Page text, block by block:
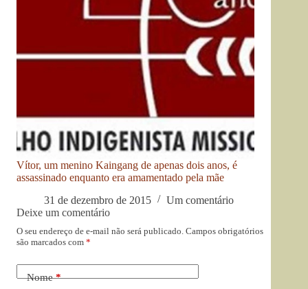
Vítor, um menino Kaingang de apenas dois anos, é
assassinado enquanto era amamentado pela mãe
31 de dezembro de 2015
Um comentário
Deixe um comentário
O seu endereço de e-mail não será publicado. Campos obrigatórios
são marcados com *
Nome*